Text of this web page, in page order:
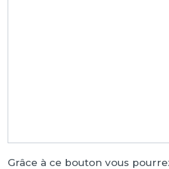
Grâce à ce bouton vous